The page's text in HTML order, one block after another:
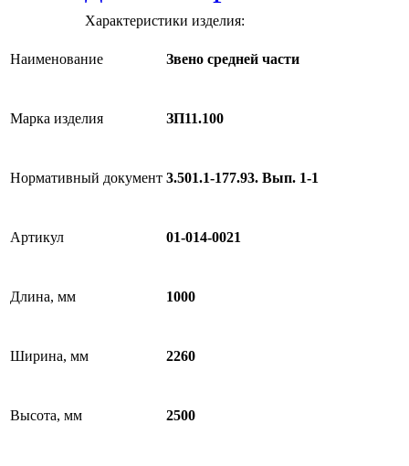
Характеристики изделия:
Наименование Звено средней части
Марка изделия ЗП11.100
Нормативный документ 3.501.1-177.93. Вып. 1-1
Артикул 01-014-0021
Длина, мм 1000
Ширина, мм 2260
Высота, мм 2500